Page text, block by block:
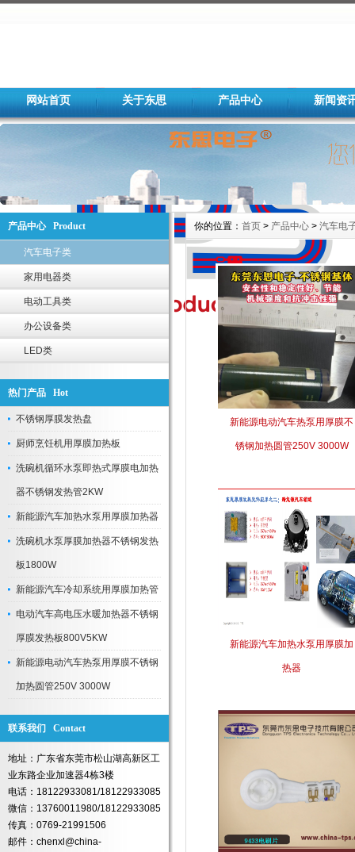
网站首页 关于东思 产品中心 新闻资
产品中心 Product
汽车电子类
家用电器类
电动工具类
办公设备类
LED类
热门产品 Hot
不锈钢厚膜发热盘
厨师烹饪机用厚膜加热板
洗碗机循环水泵即热式厚膜电加热
器不锈钢发热管2KW
新能源汽车加热水泵用厚膜加热器
洗碗机水泵厚膜加热器不锈钢发热
板1800W
新能源汽车冷却系统用厚膜加热管
电动汽车高电压水暖加热器不锈钢
厚膜发热板800V5KW
新能源电动汽车热泵用厚膜不锈钢
加热圆管250V 3000W
联系我们 Contact
地址：广东省东莞市松山湖高新区工
业东路企业加速器4栋3楼
电话：18122933081/18122933085
微信：13760011980/18122933085
传真：0769-21991506
邮件：chenxl@china-
你的位置： 首页 > 产品中心 > 汽车电
新能源电动汽车热泵用厚膜不
锈钢加热圆管250V 3000W
新能源汽车加热水泵用厚膜加
热器